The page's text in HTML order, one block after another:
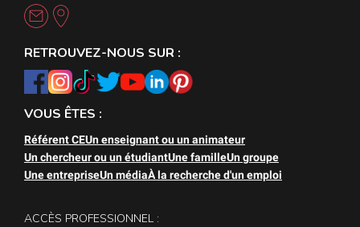
RETROUVEZ-NOUS SUR :
VOUS ÊTES :
Référent CEUn enseignant ou un animateur
Un chercheur ou un étudiantUne familleUn groupe
Une entrepriseUn médiaÀ la recherche d'un emploi
ACCÈS PROFESSIONNEL :